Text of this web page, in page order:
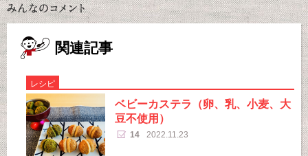
関連記事
レシピ
ベビーカステラ（卵、乳、小麦、大
豆不使用）
14 2022.11.23